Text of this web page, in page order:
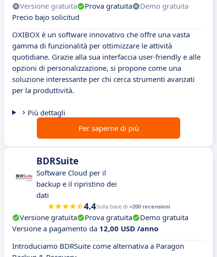
Versione gratuita Prova gratuita
Demo gratuita
Precio bajo solicitud
OXIBOX è un software innovativo che offre una vasta
gamma di funzionalità per ottimizzare le attività
quotidiane. Grazie alla sua interfaccia user-friendly e alle
opzioni di personalizzazione, si propone come una
soluzione interessante per chi cerca strumenti avanzati
per la produttività.
Più dettagli
Per saperne di più
BDRSuite
Software Cloud per il
backup e il ripristino dei
dati
4.4Sulla base di +200 recensioni
Versione gratuita Prova gratuita
Demo gratuita
Versione a pagamento da 12,00 USD /anno
Introduciamo BDRSuite come alternativa a Paragon